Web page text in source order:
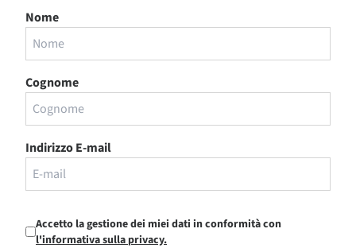
Nome
Cognome
Indirizzo E-mail
Accetto la gestione dei miei dati in conformità con
l'informativa sulla privacy.